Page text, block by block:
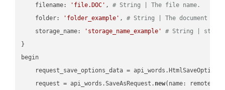
    filename:
'file.DOC' , # String | The file name.
    folder:
'folder_example' , # String | The document
    storage_name:
'storage_name_example'
# String |
}
begin
request_save_options_data =
    request = api_words.SaveAsRequest.
new(name: